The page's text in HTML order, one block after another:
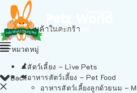
ไม่มีสินค้าในตะกร้า
Back
หมวดหมู่
สัตว์เลี้ยง – Live Pets
อาหารสัตว์เลี้ยง – Pet Food
อาหารสัตว์เลี้ยงลูกด้วยนม –